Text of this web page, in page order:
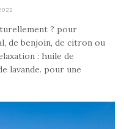
? pour
de benjoin, de citron ou
: huile de
lavande. pour une